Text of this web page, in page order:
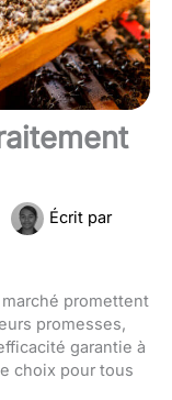
Écrit par
promettent
promesses,
garantie à
choix pour tous